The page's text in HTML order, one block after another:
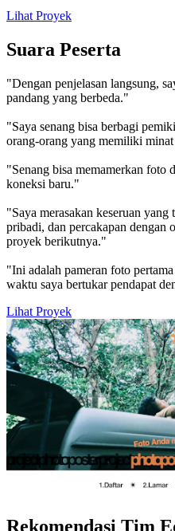
Lihat Proyek
Suara Peserta
"Dengan penjelasan langsung,
pandang yang berbeda."
"Saya senang bisa berbagi
orang-orang yang memiliki
"Senang bisa memamerkan foto
koneksi baru."
"Saya merasakan keseruan
pribadi, dan percakapan dengan
proyek berikutnya."
"Ini adalah pameran foto
waktu saya bertukar pendapat
Lihat Proyek
Rekomendasi Tim